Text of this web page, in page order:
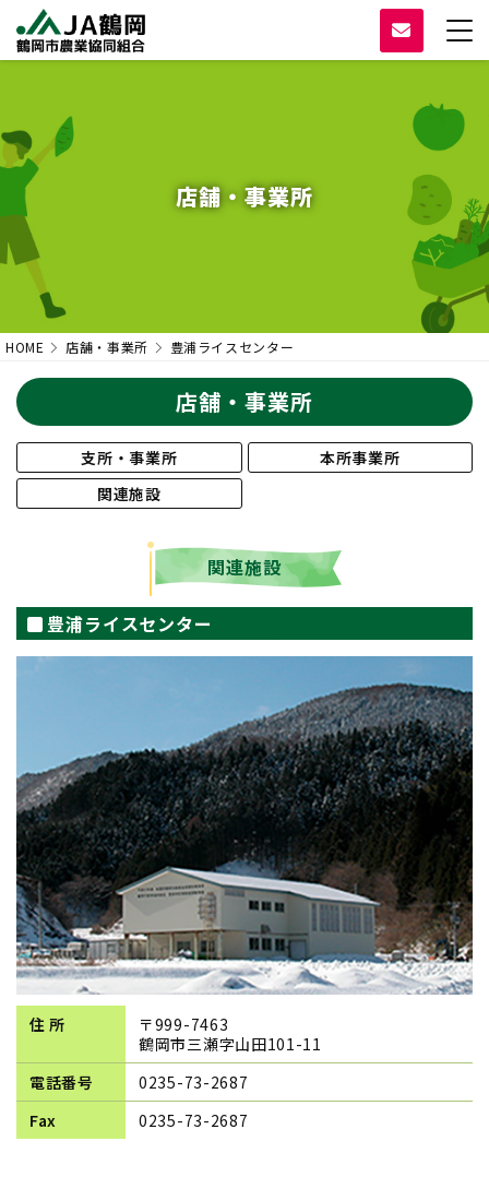
店舗・事業所
HOME 店舗・事業所 豊浦ライスセンター
店舗・事業所
支所・事業所
本所事業所
関連施設
関連施設
豊浦ライスセンター
住 所
〒999-7463
鶴岡市三瀬字山田101-11
電話番号
0235-73-2687
Fax
0235-73-2687